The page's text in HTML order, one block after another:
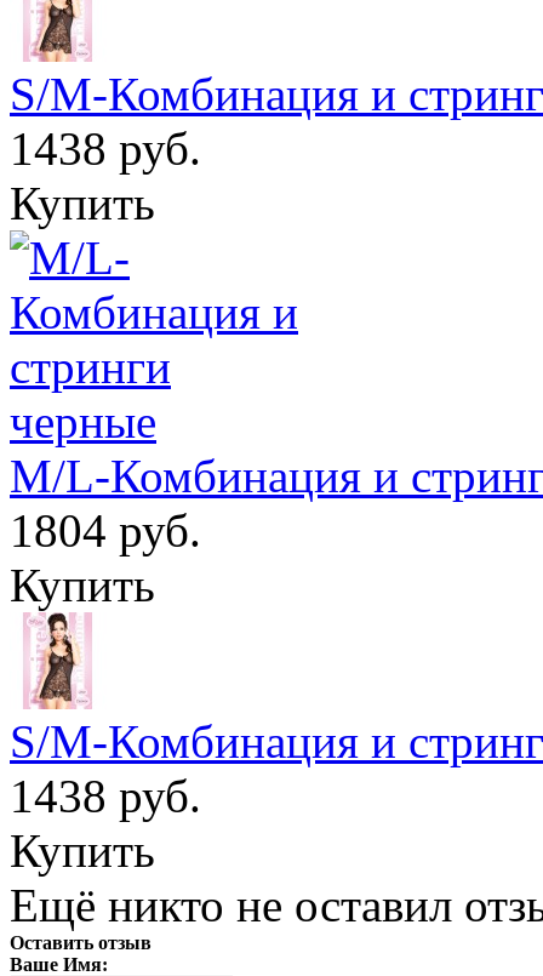
S/M-Комбинация и
1438 руб.
Купить
M/L-Комбинация и
1804 руб.
Купить
S/M-Комбинация и
1438 руб.
Купить
Ещё никто не оставил
Оставить отзыв
Ваше Имя: